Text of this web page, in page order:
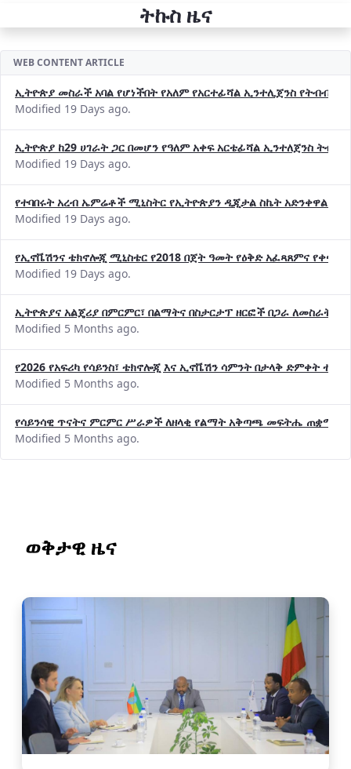
ትኩስ ዜና
WEB CONTENT ARTICLE
ኢትዮጵያ መስራች አባል የሆነችበት የአለም የአርተፊሻል ኢንተሊጀንስ የትብብር
Modified 19 Days ago.
ኢትዮጵያ ከ29 ሀገራት ጋር በመሆን የዓለም አቀፍ አርቴፊሻል ኢንተለጀንስ
Modified 19 Days ago.
የተባበሩት አረብ ኤምሬቶች ሚኒስትር የኢትዮጵያን ዲጂታል ስኬት አድንቀዋል
Modified 19 Days ago.
የኢኖቬሽንና ቴክኖሎጂ ሚኒስቴር የ2018 በጀት ዓመት የዕቅድ አፈጻጸምና
Modified 19 Days ago.
ኢትዮጵያና አልጄሪያ በምርምር፣ በልማትና በስታርታፕ ዘርፎች በጋራ ለመስራት
Modified 5 Months ago.
የ2026 የአፍሪካ የሳይንስ፣ ቴክኖሎጂ እና ኢኖቬሽን ሳምንት በታላቅ ድምቀት
Modified 5 Months ago.
የሳይንሳዊ ጥናትና ምርምር ሥራዎች ለዘላቂ የልማት አቅጣጫ መፍትሔ ጠቋሚ
Modified 5 Months ago.
ወቅታዊ ዜና